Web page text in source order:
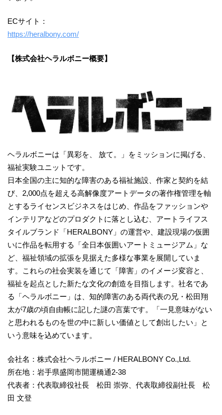
ECサイト：
https://heralbony.com/
【株式会社ヘラルボニー概要】
ヘラルボニーは「異彩を、 放て。」をミッションに掲げる、
福祉実験ユニットです。
日本全国の主に知的な障害のある福祉施設、作家と契約を結
び、2,000点を超える高解像度アートデータの著作権管理を軸
とするライセンスビジネスをはじめ、作品をファッションや
インテリアなどのプロダクトに落とし込む、アートライフス
タイルブランド「HERALBONY」の運営や、建設現場の仮囲
いに作品を転用する「全日本仮囲いアートミュージアム」な
ど、福祉領域の拡張を見据えた多様な事業を展開していま
す。これらの社会実装を通じて「障害」のイメージ変容と、
福祉を起点とした新たな文化の創造を目指します。社名であ
る「ヘラルボニー」は、知的障害のある両代表の兄・松⽥翔
太が7歳の頃⾃由帳に記した謎の⾔葉です。「⼀⾒意味がない
と思われるものを世の中に新しい価値として創出したい」と
いう意味を込めています。
会社名：株式会社ヘラルボニー / HERALBONY Co.,Ltd.
所在地：岩手県盛岡市開運橋通2-38
代表者：代表取締役社長 松田 崇弥、代表取締役副社長 松
田 文登